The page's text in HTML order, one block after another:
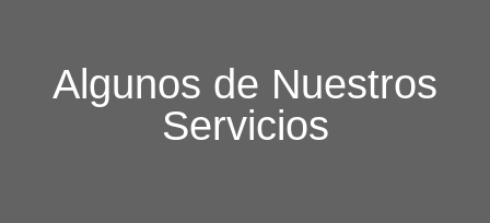
Algunos de Nuestros
Servicios